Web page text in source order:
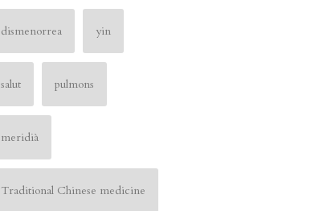
dismenorrea yin
salut pulmons
meridià
Traditional Chinese medicine